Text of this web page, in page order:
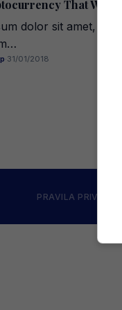
That Will
dolor sit amet,
·31/01/2018
PRAVILA